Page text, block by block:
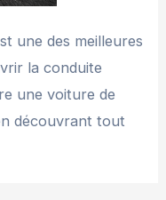
une des meilleures
la conduite
une voiture de
découvrant tout